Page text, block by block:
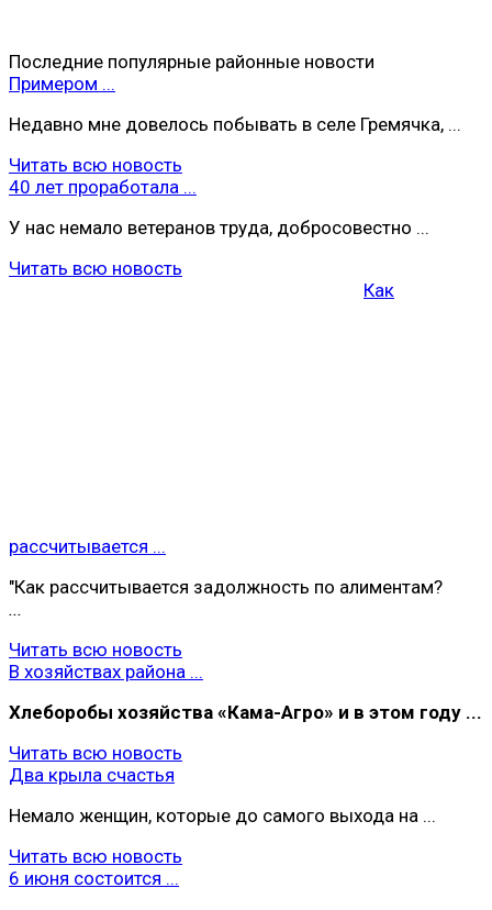
Последние популярные районные новости
Примером ...
Недавно мне довелось побывать в селе Гремячка, ...
Читать всю новость
40 лет проработала ...
У нас немало ветеранов труда, добросовестно ...
Читать всю новость
Как
рассчитывается ...
"Как рассчитывается задолжность по алиментам?
...
Читать всю новость
В хозяйствах района ...
Хлеборобы хoзяйства «Кама-Агро» и в этом году ...
Читать всю новость
Два крыла счастья
Немало женщин, которые до самого выхода на ...
Читать всю новость
6 июня состоится ...